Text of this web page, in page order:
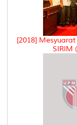
[2018] Mesyuarat
SIRIM